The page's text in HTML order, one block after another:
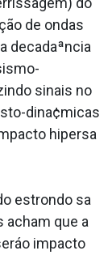
de ondas
decadaªncia
sinais no
dina¢micas
hipersa
estrondo sa
acham que a
impacto